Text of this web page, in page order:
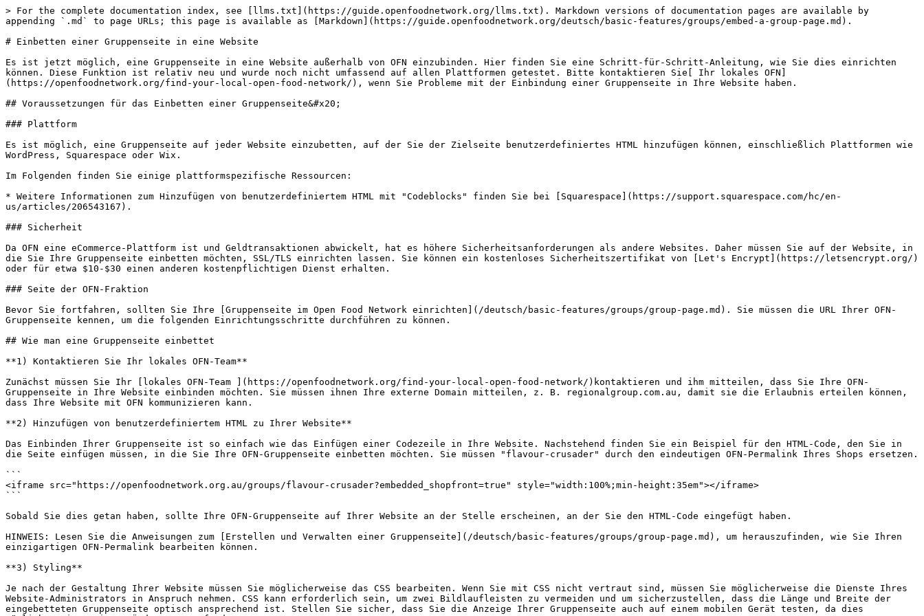
> For the complete documentation index, see [llms.txt](https://guide.openfoodnetwork.org/llms.txt). Markdown versions of documentation pages are available by
appending `.md` to page URLs; this page is available as [Markdown](https://guide.openfoodnetwork.org/deutsch/basic-features/groups/embed-a-group-page.md).
# Einbetten einer Gruppenseite in eine Website
Es ist jetzt möglich, eine Gruppenseite in eine Website außerhalb von OFN einzubinden. Hier finden Sie eine Schritt-für-Schritt-Anleitung, wie Sie dies einrichten
können. Diese Funktion ist relativ neu und wurde noch nicht umfassend auf allen Plattformen getestet. Bitte kontaktieren Sie[ Ihr lokales OFN]
(https://openfoodnetwork.org/find-your-local-open-food-network/), wenn Sie Probleme mit der Einbindung einer Gruppenseite in Ihre Website haben.
## Voraussetzungen für das Einbetten einer Gruppenseite&#x20;
### Plattform
Es ist möglich, eine Gruppenseite auf jeder Website einzubetten, auf der Sie der Zielseite benutzerdefiniertes HTML hinzufügen können, einschließlich Plattformen wie
WordPress, Squarespace oder Wix.
Im Folgenden finden Sie einige plattformspezifische Ressourcen:
* Weitere Informationen zum Hinzufügen von benutzerdefiniertem HTML mit "Codeblocks" finden Sie bei [Squarespace](https://support.squarespace.com/hc/en-
us/articles/206543167).
### Sicherheit
Da OFN eine eCommerce-Plattform ist und Geldtransaktionen abwickelt, hat es höhere Sicherheitsanforderungen als andere Websites. Daher müssen Sie auf der Website, in
die Sie Ihre Gruppenseite einbetten möchten, SSL/TLS einrichten lassen. Sie können ein kostenloses Sicherheitszertifikat von [Let's Encrypt](https://letsencrypt.org/)
oder für etwa $10-$30 einen anderen kostenpflichtigen Dienst erhalten.
### Seite der OFN-Fraktion
Bevor Sie fortfahren, sollten Sie Ihre [Gruppenseite im Open Food Network einrichten](/deutsch/basic-features/groups/group-page.md). Sie müssen die URL Ihrer OFN-
Gruppenseite kennen, um die folgenden Einrichtungsschritte durchführen zu können.
## Wie man eine Gruppenseite einbettet
**1) Kontaktieren Sie Ihr lokales OFN-Team**
Zunächst müssen Sie Ihr [lokales OFN-Team ](https://openfoodnetwork.org/find-your-local-open-food-network/)kontaktieren und ihm mitteilen, dass Sie Ihre OFN-
Gruppenseite in Ihre Website einbinden möchten. Sie müssen ihnen Ihre externe Domain mitteilen, z. B. regionalgroup.com.au, damit sie die Erlaubnis erteilen können,
dass Ihre Website mit OFN kommunizieren kann.
**2) Hinzufügen von benutzerdefiniertem HTML zu Ihrer Website**
Das Einbinden Ihrer Gruppenseite ist so einfach wie das Einfügen einer Codezeile in Ihre Website. Nachstehend finden Sie ein Beispiel für den HTML-Code, den Sie in
die Seite einfügen müssen, in die Sie Ihre OFN-Gruppenseite einbetten möchten. Sie müssen "flavour-crusader" durch den eindeutigen OFN-Permalink Ihres Shops ersetzen.
```
<iframe src="https://openfoodnetwork.org.au/groups/flavour-crusader?embedded_shopfront=true" style="width:100%;min-height:35em"></iframe>
```
Sobald Sie dies getan haben, sollte Ihre OFN-Gruppenseite auf Ihrer Website an der Stelle erscheinen, an der Sie den HTML-Code eingefügt haben.
HINWEIS: Lesen Sie die Anweisungen zum [Erstellen und Verwalten einer Gruppenseite](/deutsch/basic-features/groups/group-page.md), um herauszufinden, wie Sie Ihren
einzigartigen OFN-Permalink bearbeiten können.
**3) Styling**
Je nach der Gestaltung Ihrer Website müssen Sie möglicherweise das CSS bearbeiten. Wenn Sie mit CSS nicht vertraut sind, müssen Sie möglicherweise die Dienste Ihres
Website-Administrators in Anspruch nehmen. CSS kann erforderlich sein, um zwei Bildlaufleisten zu vermeiden und um sicherzustellen, dass die Länge und Breite der
eingebetteten Gruppenseite optisch ansprechend ist. Stellen Sie sicher, dass Sie die Anzeige Ihrer Gruppenseite auch auf einem mobilen Gerät testen, da dies